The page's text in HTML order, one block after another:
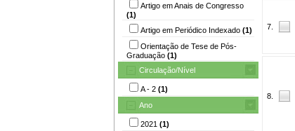
Artigo em Anais de Congresso
(1)
Artigo em Periódico Indexado (1)
Orientação de Tese de Pós-
Graduação (1)
Circulação/Nível
A - 2 (1)
Ano
2021 (1)
7.
8.